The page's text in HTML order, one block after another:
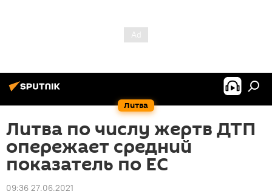
Литва
Литва по числу жертв ДТП
опережает средний
показатель по ЕС
09:36 27.06.2021